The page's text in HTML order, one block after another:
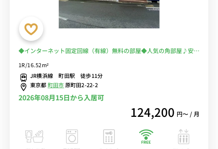
◆インターネット固定回線（有線）無料の部屋◆人気の角部屋♪安心
クにもおすすめ♪■JR横浜線と小田急小田原線の2路線利用可能/新
宿・新横浜・相模原へ乗換なし/コンビニ至近
1R/16.52m²
JR横浜線 町田駅 徒歩11分
東京都町田市 原町田2-22-2
2026年08月15日から入居可
124,200 円〜 / 月